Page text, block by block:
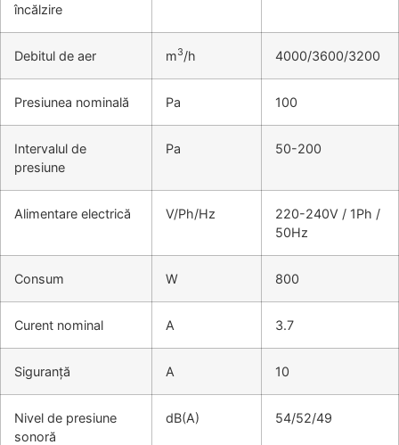
încălzire
Debitul de aer m3/h 4000/3600/3200
Presiunea nominală Pa 100
Intervalul de
presiune
Pa 50-200
Alimentare electrică V/Ph/Hz
220-240V / 1Ph /
50Hz
Consum W 800
Curent nominal А 3.7
Siguranță А 10
Nivel de presiune
sonoră
dB(A) 54/52/49